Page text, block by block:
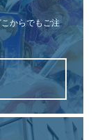
からでもご注